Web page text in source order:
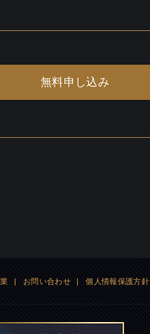
無料申し込み
| お問い合わせ | 個人情報保護方針